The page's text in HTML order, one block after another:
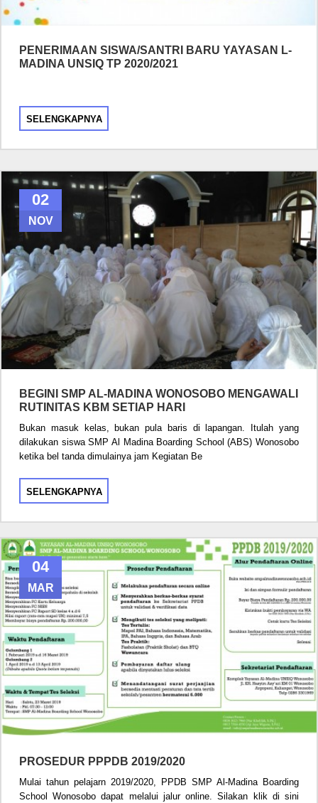
PENERIMAAN SISWA/SANTRI BARU YAYASAN L-
MADINA UNSIQ TP 2020/2021
SELENGKAPNYA
02
NOV
BEGINI SMP AL-MADINA WONOSOBO MENGAWALI
RUTINITAS KBM SETIAP HARI
Bukan masuk kelas, bukan pula baris di lapangan. Itulah yang
dilakukan siswa SMP Al Madina Boarding School (ABS) Wonosobo
ketika bel tanda dimulainya jam Kegiatan Be
SELENGKAPNYA
04
MAR
PROSEDUR PPPDB 2019/2020
Mulai tahun pelajarn 2019/2020, PPDB SMP Al-Madina Boarding
School Wonosobo dapat melalui jalur online. Silakan klik di sini